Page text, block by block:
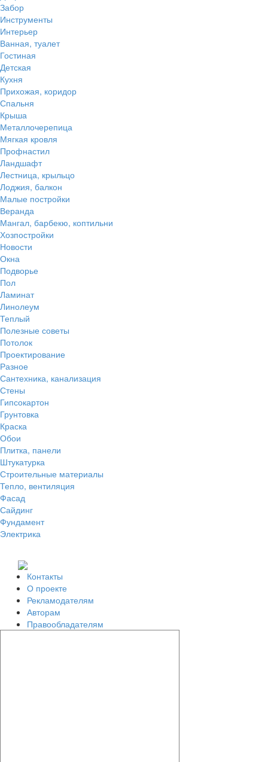
Забор
Инструменты
Интерьер
Ванная, туалет
Гостиная
Детская
Кухня
Прихожая, коридор
Спальня
Крыша
Металлочерепица
Мягкая кровля
Профнастил
Ландшафт
Лестница, крыльцо
Лоджия, балкон
Малые постройки
Веранда
Мангал, барбекю, коптильни
Хозпостройки
Новости
Окна
Подворье
Пол
Ламинат
Линолеум
Теплый
Полезные советы
Потолок
Проектирование
Разное
Сантехника, канализация
Стены
Гипсокартон
Грунтовка
Краска
Обои
Плитка, панели
Штукатурка
Строительные материалы
Тепло, вентиляция
Фасад
Сайдинг
Фундамент
Электрика
Контакты
О проекте
Рекламодателям
Авторам
Правообладателям